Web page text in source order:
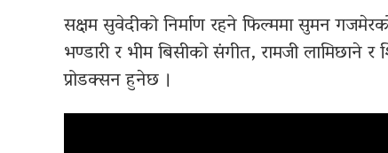
सक्षम सुवेदीको निर्माण रहने फिल्ममा सुमन
भण्डारी र भीम बिसीको संगीत, रामजी लामिछाने
प्रोडक्सन हुनेछ ।